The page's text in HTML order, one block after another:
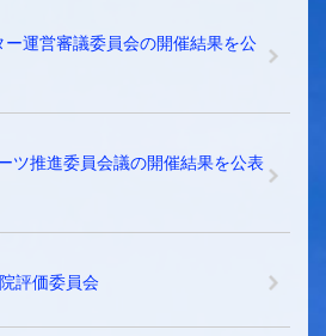
運営審議委員会の開催結果を公
ツ推進委員会議の開催結果を公表
評価委員会